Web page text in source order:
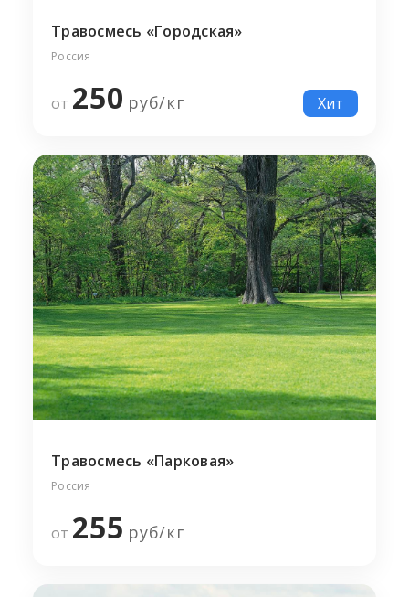
Травосмесь «Городская»
Россия
от 250 руб/кг Хит
Травосмесь «Парковая»
Россия
от 255 руб/кг